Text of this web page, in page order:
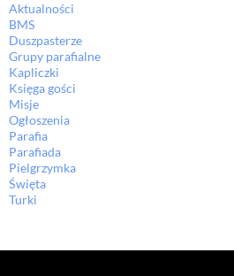
Aktualności
BMS
Duszpasterze
Grupy parafialne
Kapliczki
Księga gości
Misje
Ogłoszenia
Parafia
Parafiada
Pielgrzymka
Święta
Turki